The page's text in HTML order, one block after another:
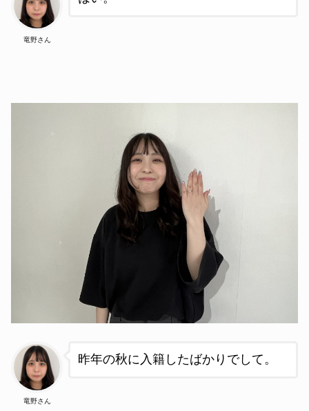
竜野さん
竜野さん
昨年の秋に入籍したばかりでして。